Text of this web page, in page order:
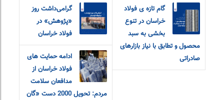
گام تازه ی فولاد
خراسان در تنوع
بخشی به سبد
محصول و تطابق با نیاز بازارهای
صادراتی
گرامی‌داشت روز
«پژوهش» در
فولاد خراسان
ادامه حمایت های
فولاد خراسان از
مدافعان سلامت
مردم: تحویل 2000 دست «گان